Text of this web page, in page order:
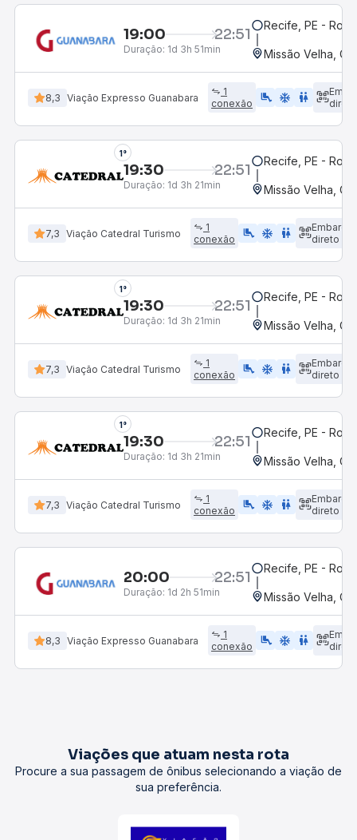
19:00 22:51
Duração: 1d 3h 51min
Recife, PE -
Missão Velha, CE
8,3 Viação Expresso Guanabara
1
conexão
airline_seat_legroom_extra ac_unit wc
direto
1°
19:30 22:51
Duração: 1d 3h 21min
Recife, PE -
Missão Velha, CE
7,3 Viação Catedral Turismo
1
conexão
airline_seat_legroom_extra ac_unit wc
direto
1°
19:30 22:51
Duração: 1d 3h 21min
Recife, PE -
Missão Velha, CE
7,3 Viação Catedral Turismo
1
conexão
airline_seat_legroom_extra ac_unit wc
direto
1°
19:30 22:51
Duração: 1d 3h 21min
Recife, PE -
Missão Velha, CE
7,3 Viação Catedral Turismo
1
conexão
airline_seat_legroom_extra ac_unit wc
direto
20:00 22:51
Duração: 1d 2h 51min
Recife, PE -
Missão Velha, CE
8,3 Viação Expresso Guanabara
1
conexão
airline_seat_legroom_extra ac_unit wc
direto
Viações que atuam nesta rota
Procure a sua passagem de ônibus selecionando a viação de
sua preferência.